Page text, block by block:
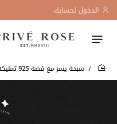
الدخول لحسابك
home سبحة يسر مع فضة 925 تمليكة 9E15